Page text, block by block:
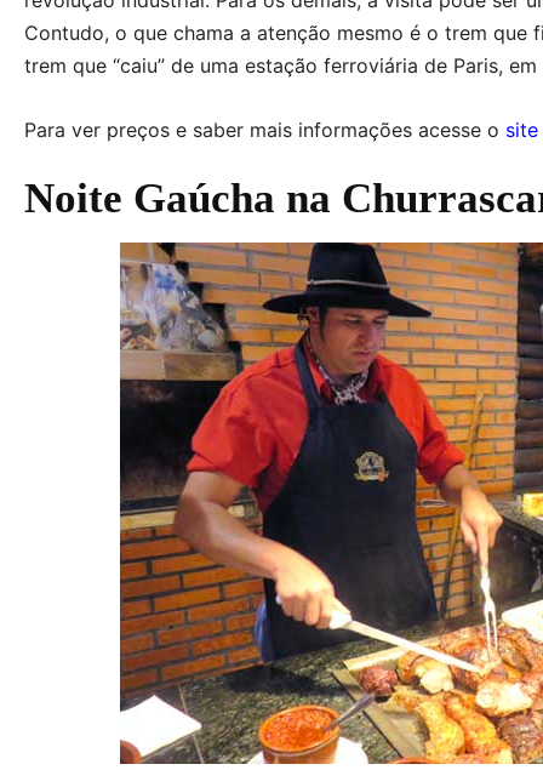
Contudo, o que chama a atenção mesmo é o trem que
trem que “caiu” de uma estação ferroviária de Paris, em
Para ver preços e saber mais informações acesse o
Noite Gaúcha na